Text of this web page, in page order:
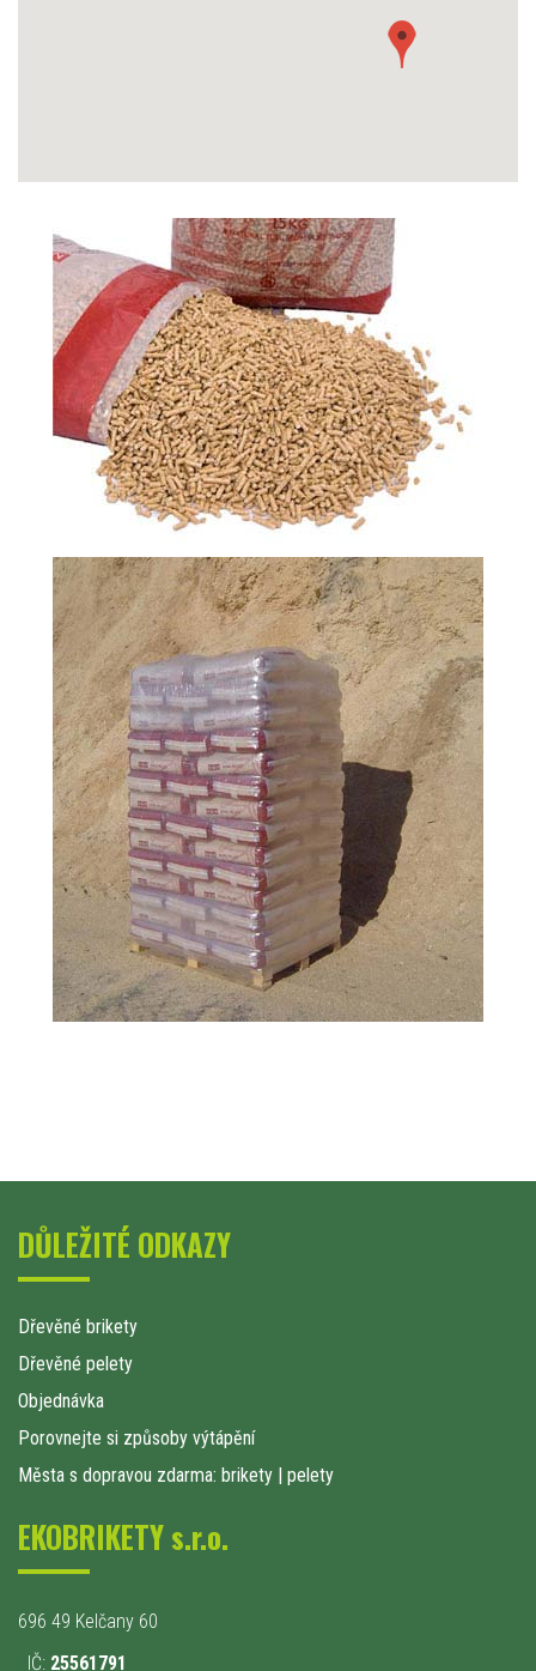
DŮLEŽITÉ ODKAZY
Dřevěné brikety
Dřevěné pelety
Objednávka
Porovnejte si způsoby výtápění
Města s dopravou zdarma: brikety | pelety
EKOBRIKETY s.r.o.
696 49 Kelčany 60
IČ: 25561791